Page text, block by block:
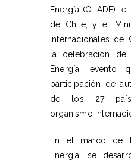
Energía (OLADE),
de Chile, y el
Internacionales de
la celebración
Energía, evento
participación de
de los 27
organismo
En el marco de
Energía, se